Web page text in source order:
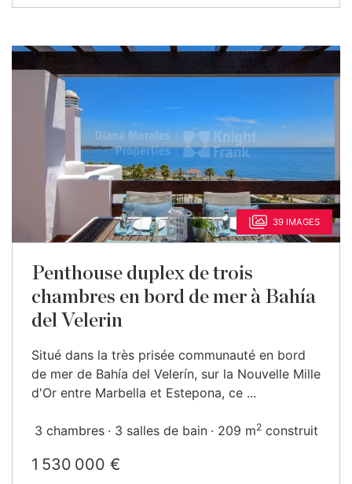
39 IMAGES
Penthouse duplex de trois
chambres en bord de mer à Bahía
del Velerin
Situé dans la très prisée communauté en bord
de mer de Bahía del Velerín, sur la Nouvelle Mille
d'Or entre Marbella et Estepona, ce ...
3 chambres 3 salles de bain 209 m2 construit
1 530 000 €